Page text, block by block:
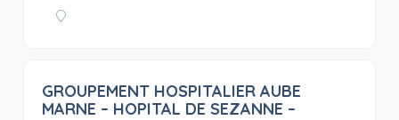
GROUPEMENT HOSPITALIER AUBE
MARNE – HOPITAL DE SEZANNE –